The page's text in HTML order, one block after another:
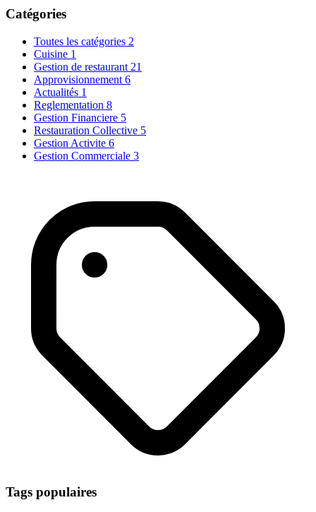
Catégories
Toutes les catégories 2
Cuisine 1
Gestion de restaurant 21
Approvisionnement 6
Actualités 1
Reglementation 8
Gestion Financiere 5
Restauration Collective 5
Gestion Activite 6
Gestion Commerciale 3
Tags populaires